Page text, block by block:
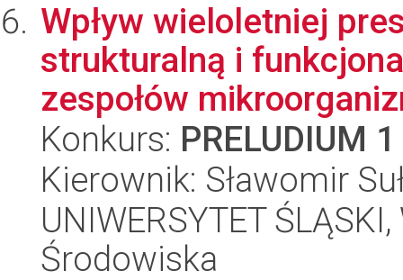
Wpływ wieloletniej
strukturalną i
zespołów
Konkurs: PRELUDIUM 1
Kierownik: Sławomir
UNIWERSYTET
Środowiska